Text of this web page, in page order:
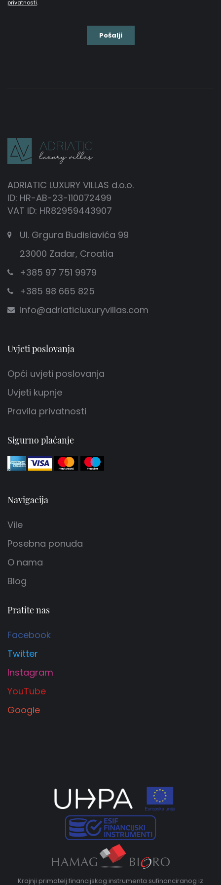
Perilica suđa
Aparat za kavu
Posuđe
Ploča za kuhinja
Dnevna soba
Zabava
ADRIATIC LUXURY VILLAS d.o.o.
ID: HR-AB-23-110072499
VAT ID: HR82959443907
Ul. Grgura Budislavića 99
23000 Zadar, Croatia
+385 97 751 9979
+385 98 665 825
info@adriaticluxuryvillas.com
Uvjeti poslovanja
Opći uvjeti poslovanja
Uvjeti kupnje
Pravila privatnosti
Sigurno plaćanje
Navigacija
Vile
Posebna ponuda
O nama
Blog
Pratite nas
Facebook
Twitter
Instagram
YouTube
Google
Krajnji primatelj financijskog instrumenta sufinanciranog iz